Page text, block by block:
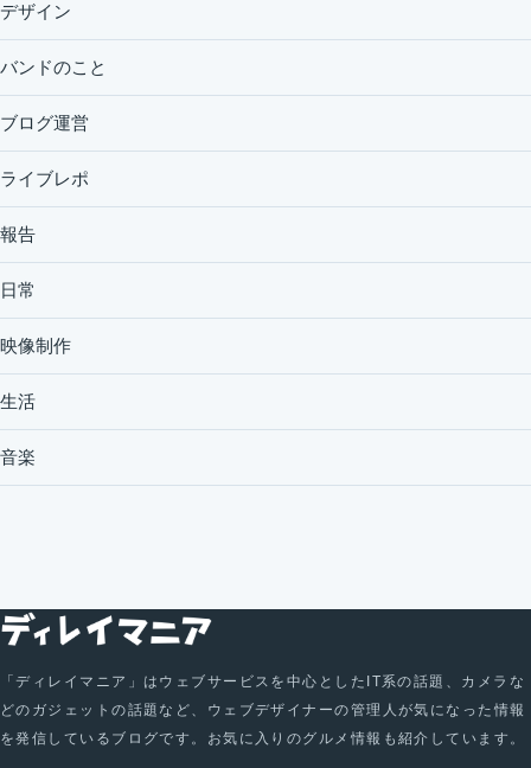
デザイン
バンドのこと
ブログ運営
ライブレポ
報告
日常
映像制作
生活
音楽
「ディレイマニア」はウェブサービスを中心としたIT系の話題、カメラな
どのガジェットの話題など、ウェブデザイナーの管理人が気になった情報
を発信しているブログです。お気に入りのグルメ情報も紹介しています。